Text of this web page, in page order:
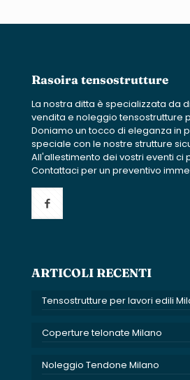
Rasoira tensostrutture
La nostra ditta è specializzata da
vendita e noleggio tensostrutture
Doniamo un tocco di eleganza in
speciale con le nostre strutture
All'allestimento dei vostri eventi ci
Contattaci per un preventivo
ARTICOLI RECENTI
Tensostrutture per lavori edili
Coperture telonate Milano
Noleggio Tendone Milano